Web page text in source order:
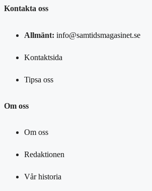
Kontakta oss
Allmänt: info@samtidsmagasinet.se
Kontaktsida
Tipsa oss
Om oss
Om oss
Redaktionen
Vår historia